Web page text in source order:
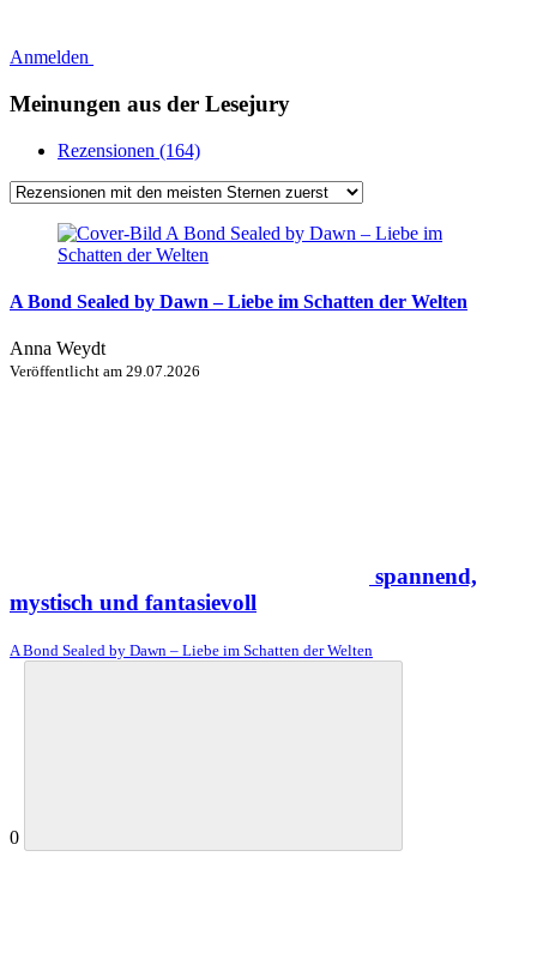
Anmelden
Meinungen aus der Lesejury
Rezensionen (164)
A Bond Sealed by Dawn – Liebe im Schatten der Welten
Anna Weydt
Veröffentlicht am 29.07.2026
spannend,
mystisch und fantasievoll
A Bond Sealed by Dawn – Liebe im Schatten der Welten
0